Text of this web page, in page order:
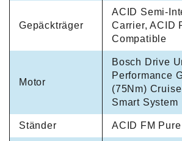
Gepäckträger
ACID Semi-
Carrier, ACID
Compatible
Motor
Bosch Drive
Performance
(75Nm)
Smart System
Ständer ACID FM